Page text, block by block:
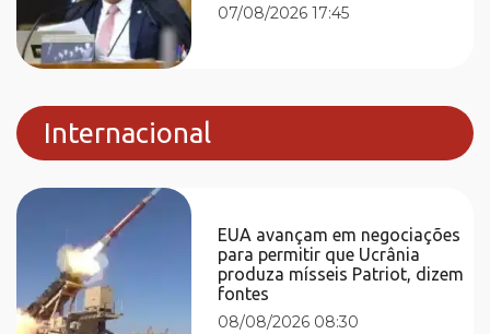
07/08/2026 17:45
Internacional
EUA avançam em negociações
para permitir que Ucrânia
produza mísseis Patriot, dizem
fontes
08/08/2026 08:30